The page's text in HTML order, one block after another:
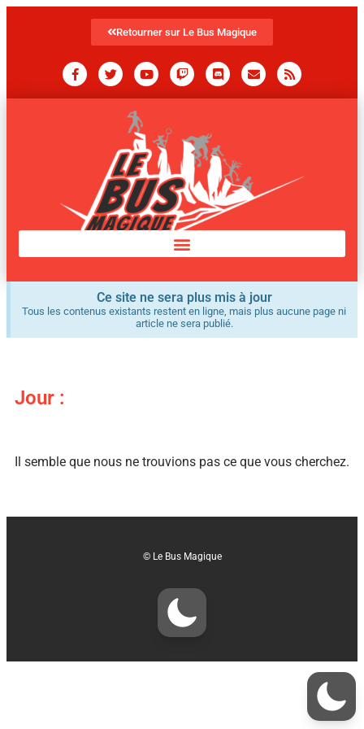
Retourner sur Le Bus Magique
Ce site ne sera plus mis à jour
Tous les contenus existants restent en ligne, mais plus aucune page ni
article ne sera publié.
Jour :
Il semble que nous ne trouvions pas ce que vous cherchez.
© Le Bus Magique